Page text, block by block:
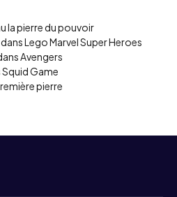
la pierre du pouvoir
Lego Marvel Super Heroes
Avengers
Game
pierre